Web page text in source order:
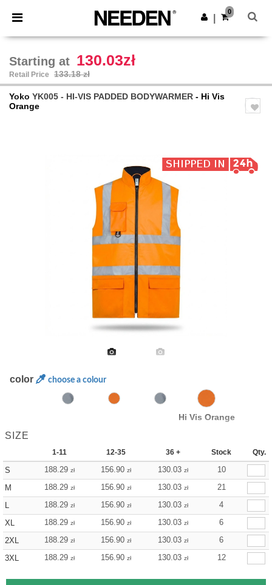
× Needen App
Better prices on app!
Get the app
0
Starting at 130.03zł
Retail Price 133.18 zł
Yoko YK005 - HI-VIS PADDED BODYWARMER - Hi Vis
Orange
color choose a colour
Hi Vis Orange
SIZE
1-11 12-35 36 + Stock Qty.
S 188.29 zł 156.90 zł 130.03 zł
10
M
188.29 zł 156.90 zł 130.03 zł
21
L
188.29 zł 156.90 zł 130.03 zł
4
XL
188.29 zł 156.90 zł 130.03 zł
6
2XL
188.29 zł 156.90 zł 130.03 zł
6
3XL
188.29 zł 156.90 zł 130.03 zł 12